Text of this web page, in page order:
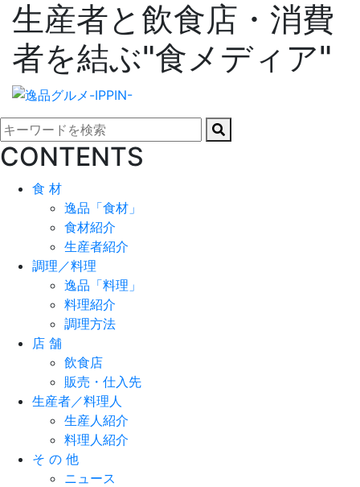
生産者と飲食店・消費
者を結ぶ"食メディア"
CONTENTS
食 材
逸品「食材」
食材紹介
生産者紹介
調理／料理
逸品「料理」
料理紹介
調理方法
店 舗
飲食店
販売・仕入先
生産者／料理人
生産人紹介
料理人紹介
そ の 他
ニュース